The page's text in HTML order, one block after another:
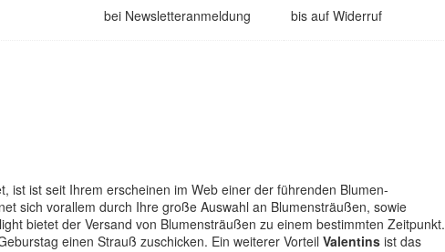
bei Newsletteranmeldung bis auf Widerruf
ist ist seit Ihrem erscheinen im Web einer der führenden Blumen-
sich vorallem durch Ihre große Auswahl an Blumensträußen, sowie
bietet der Versand von Blumensträußen zu einem bestimmten Zeitpunkt.
einen Strauß zuschicken. Ein weiterer Vorteil Valentins ist das